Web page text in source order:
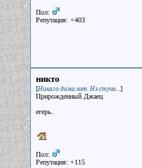
Пол:
Репутация: +403
никто
[Никаго дома нэт. Нэ стучи...]
Прирожденный Джаец
егерь.
Пол:
Репутация: +115